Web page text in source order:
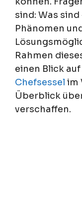
sind: Was
Phänomen
Rahmen
einen Blick
Chefsessel im
Überblick
verschaffen.